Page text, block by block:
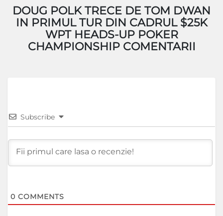
DOUG POLK TRECE DE TOM DWAN
IN PRIMUL TUR DIN CADRUL $25K
WPT HEADS-UP POKER
CHAMPIONSHIP COMENTARII
Subscribe
0 COMMENTS